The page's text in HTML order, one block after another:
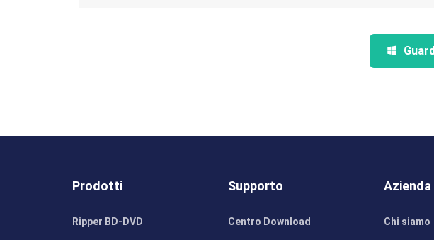
Prodotti
Ripper BD-DVD
Supporto
Centro Download
Azienda
Chi siamo